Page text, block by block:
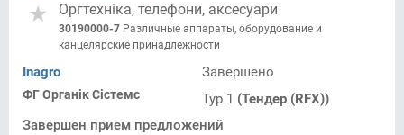
Оргтехніка, телефони, аксесуари
30190000-7 Различные аппараты, оборудование и
канцелярские принадлежности
Inagro
ФГ Органік Сістемс
Завершено
Тур 1 (Тендер (RFX))
Завершен прием предложений